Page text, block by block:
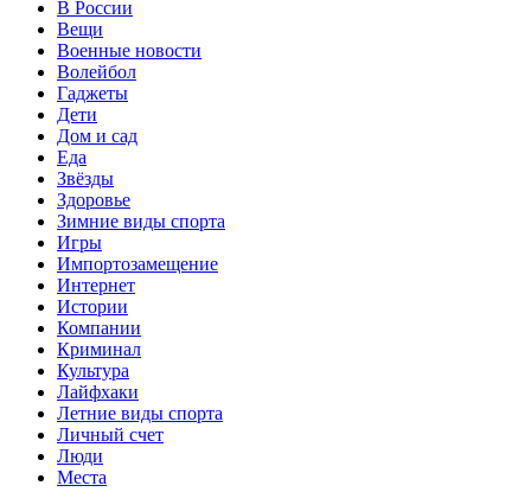
В России
Вещи
Военные новости
Волейбол
Гаджеты
Дети
Дом и сад
Еда
Звёзды
Здоровье
Зимние виды спорта
Игры
Импортозамещение
Интернет
Истории
Компании
Криминал
Культура
Лайфхаки
Летние виды спорта
Личный счет
Люди
Места